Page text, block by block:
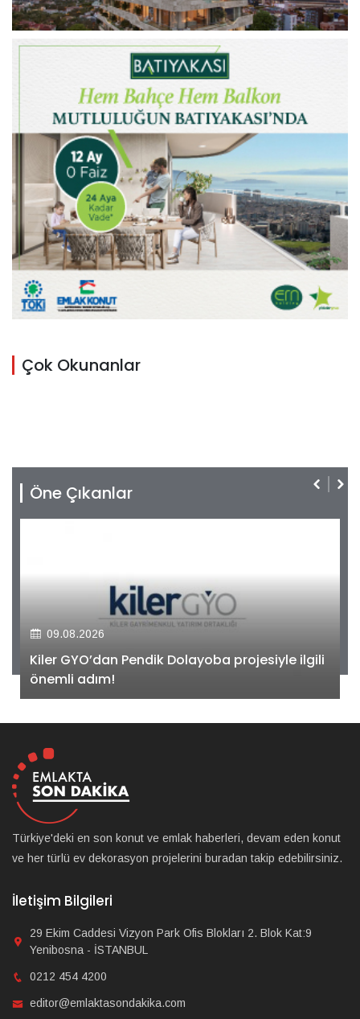
Çok Okunanlar
Öne Çıkanlar
09.08.2026
Kiler GYO’dan Pendik Dolayoba projesiyle ilgili
önemli adım!
Türkiye'deki en son konut ve emlak haberleri, devam eden konut
ve her türlü ev dekorasyon projelerini buradan takip edebilirsiniz.
İletişim Bilgileri
29 Ekim Caddesi Vizyon Park Ofis Blokları 2. Blok Kat:9
Yenibosna - İSTANBUL
0212 454 4200
editor@emlaktasondakika.com